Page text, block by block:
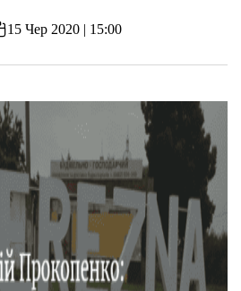
15 Чер 2020 | 15:00